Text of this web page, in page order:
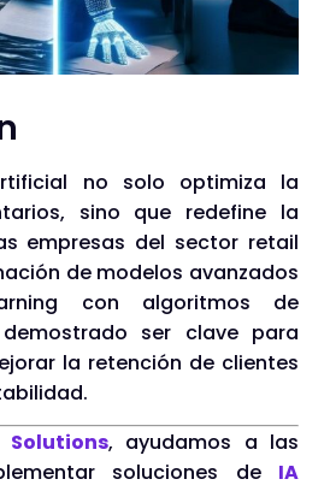
no solo optimiza la
sino que redefine la
empresas del sector retail
de modelos avanzados
con algoritmos de
ser clave para
la retención de clientes
Solutions, ayudamos a las
soluciones de IA